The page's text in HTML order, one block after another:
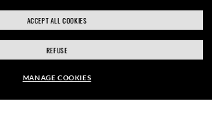
derEigenschaften oder Charakteristiken der hier
ACCEPT ALL COOKIES
REFUSE
MANAGE COOKIES